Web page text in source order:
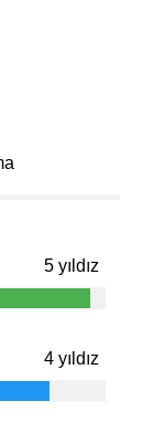
5 yıldız
4 yıldız